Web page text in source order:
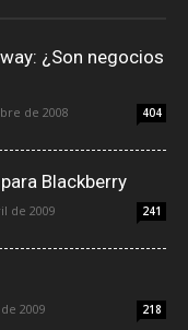
¿Son negocios
de 2008 404
Blackberry
de 2009 241
2009 218